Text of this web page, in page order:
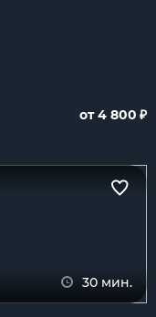
от 4 800 ₽
30 мин.